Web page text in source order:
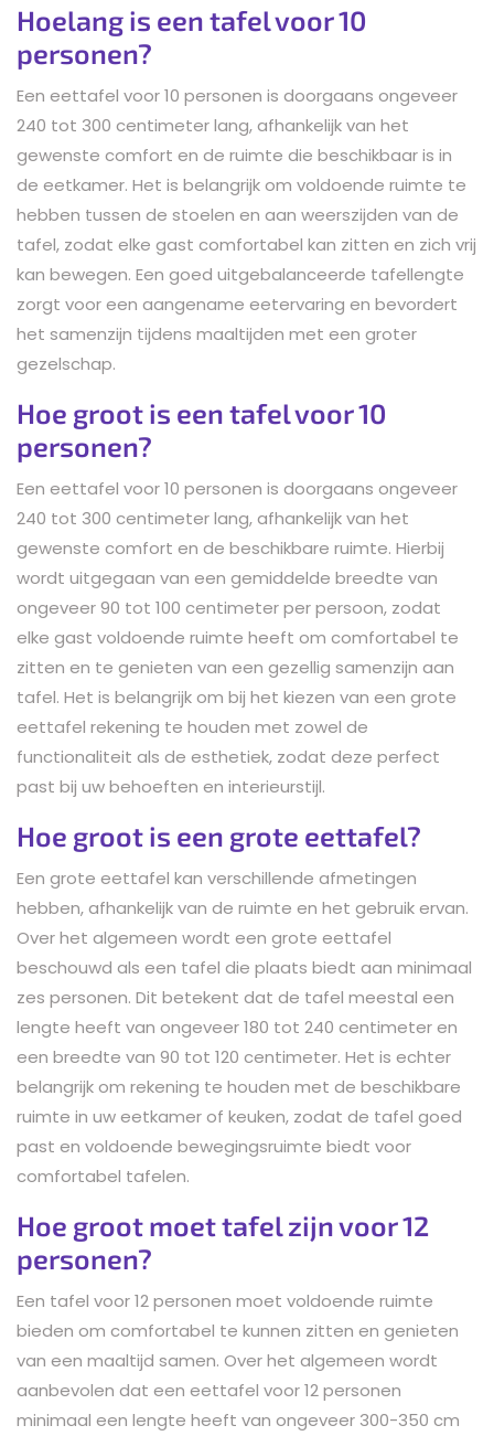
Hoelang is een tafel voor 10
personen?
Een eettafel voor 10 personen is doorgaans ongeveer
240 tot 300 centimeter lang, afhankelijk van het
gewenste comfort en de ruimte die beschikbaar is in
de eetkamer. Het is belangrijk om voldoende ruimte te
hebben tussen de stoelen en aan weerszijden van de
tafel, zodat elke gast comfortabel kan zitten en zich vrij
kan bewegen. Een goed uitgebalanceerde tafellengte
zorgt voor een aangename eetervaring en bevordert
het samenzijn tijdens maaltijden met een groter
gezelschap.
Hoe groot is een tafel voor 10
personen?
Een eettafel voor 10 personen is doorgaans ongeveer
240 tot 300 centimeter lang, afhankelijk van het
gewenste comfort en de beschikbare ruimte. Hierbij
wordt uitgegaan van een gemiddelde breedte van
ongeveer 90 tot 100 centimeter per persoon, zodat
elke gast voldoende ruimte heeft om comfortabel te
zitten en te genieten van een gezellig samenzijn aan
tafel. Het is belangrijk om bij het kiezen van een grote
eettafel rekening te houden met zowel de
functionaliteit als de esthetiek, zodat deze perfect
past bij uw behoeften en interieurstijl.
Hoe groot is een grote eettafel?
Een grote eettafel kan verschillende afmetingen
hebben, afhankelijk van de ruimte en het gebruik ervan.
Over het algemeen wordt een grote eettafel
beschouwd als een tafel die plaats biedt aan minimaal
zes personen. Dit betekent dat de tafel meestal een
lengte heeft van ongeveer 180 tot 240 centimeter en
een breedte van 90 tot 120 centimeter. Het is echter
belangrijk om rekening te houden met de beschikbare
ruimte in uw eetkamer of keuken, zodat de tafel goed
past en voldoende bewegingsruimte biedt voor
comfortabel tafelen.
Hoe groot moet tafel zijn voor 12
personen?
Een tafel voor 12 personen moet voldoende ruimte
bieden om comfortabel te kunnen zitten en genieten
van een maaltijd samen. Over het algemeen wordt
aanbevolen dat een eettafel voor 12 personen
minimaal een lengte heeft van ongeveer 300-350 cm